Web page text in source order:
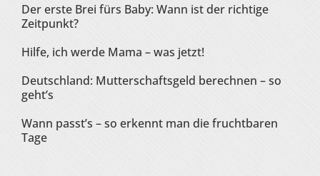
Der erste Brei fürs Baby: Wann ist der richtige
Zeitpunkt?
Hilfe, ich werde Mama – was jetzt!
Deutschland: Mutterschaftsgeld berechnen – so
geht’s
Wann passt’s – so erkennt man die fruchtbaren
Tage